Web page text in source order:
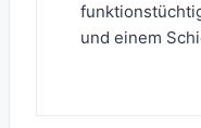
und einem